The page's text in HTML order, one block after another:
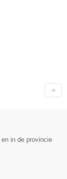
in de provincie